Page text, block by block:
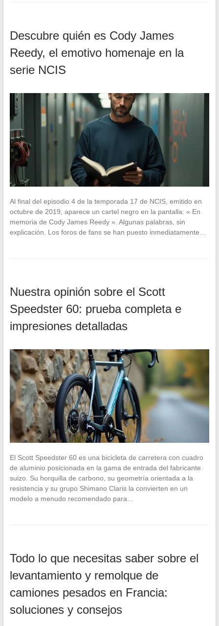
Descubre quién es Cody James
Reedy, el emotivo homenaje en la
serie NCIS
Al final del episodio 4 de la temporada 17 de NCIS, emitido en
octubre de 2019, aparece un cartel negro en la pantalla: « En
memoria de Cody James Reedy ». Algunas palabras, sin
explicación. Los foros de fans se han puesto inmediatamente…
Nuestra opinión sobre el Scott
Speedster 60: prueba completa e
impresiones detalladas
El Scott Speedster 60 es una bicicleta de carretera con cuadro
de aluminio posicionada en la gama de entrada del fabricante
suizo. Su horquilla de carbono, su geometría orientada a la
resistencia y su grupo Shimano Claris la convierten en un
modelo a menudo recomendado para…
Todo lo que necesitas saber sobre el
levantamiento y remolque de
camiones pesados en Francia:
soluciones y consejos